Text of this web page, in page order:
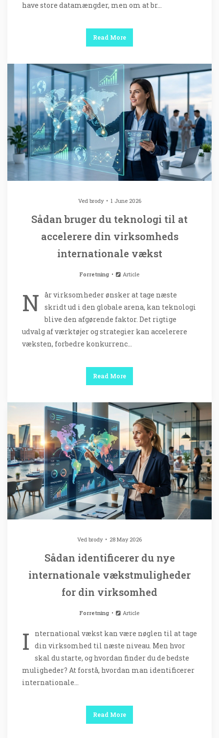
have store datamængder, men om at br…
Read More
Ved brody 1 June 2026
Sådan bruger du teknologi til at
accelerere din virksomheds
internationale vækst
Forretning Article
N
år virksomheder ønsker at tage næste
skridt ud i den globale arena, kan teknologi
blive den afgørende faktor. Det rigtige
udvalg af værktøjer og strategier kan accelerere
væksten, forbedre konkurrenc…
Read More
Ved brody 28 May 2026
Sådan identificerer du nye
internationale vækstmuligheder
for din virksomhed
Forretning Article
I
nternational vækst kan være nøglen til at tage
din virksomhed til næste niveau. Men hvor
skal du starte, og hvordan finder du de bedste
muligheder? At forstå, hvordan man identificerer
internationale…
Read More